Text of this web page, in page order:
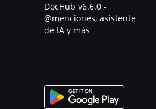
DocHub v6.6.0 -
@menciones, asistente
de IA y más